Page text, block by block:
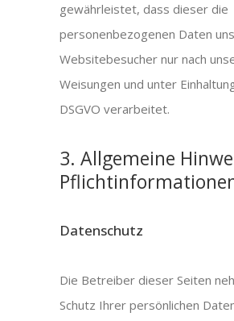
gewährleistet, dass dieser die
personenbezogenen Daten
Websitebesucher nur nach
Weisungen und unter
DSGVO verarbeitet.
3. Allgemeine
Datenschutz
Die Betreiber dieser Seiten
Schutz Ihrer persönlichen